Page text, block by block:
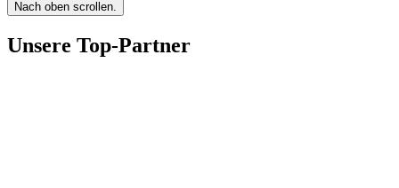
Nach oben scrollen.
Unsere Top-Partner